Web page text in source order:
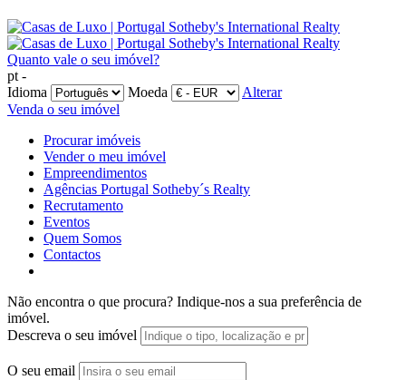
Quanto vale o seu imóvel?
pt -
Idioma
Moeda
Alterar
Venda o seu imóvel
Procurar imóveis
Vender o meu imóvel
Empreendimentos
Agências Portugal Sotheby´s Realty
Recrutamento
Eventos
Quem Somos
Contactos
Não encontra o que procura? Indique-nos a sua preferência de
imóvel.
Descreva o seu imóvel
O seu email